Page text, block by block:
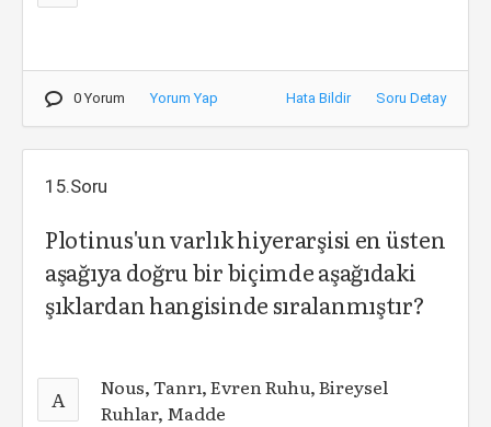
0 Yorum Yorum Yap Hata Bildir Soru Detay
15.Soru
Plotinus'un varlık hiyerarşisi en üsten
aşağıya doğru bir biçimde aşağıdaki
şıklardan hangisinde sıralanmıştır?
A
Nous, Tanrı, Evren Ruhu, Bireysel
Ruhlar, Madde